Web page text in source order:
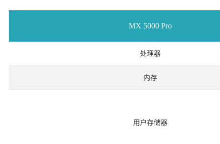
MX 5000 Pro
处理器
内存
用户存储器